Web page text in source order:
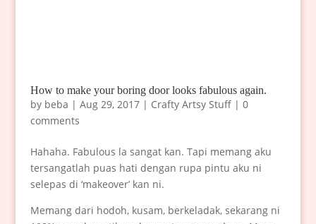
How to make your boring door looks fabulous again.
by beba | Aug 29, 2017| Crafty Artsy Stuff| 0
comments
Hahaha. Fabulous la sangat kan. Tapi memang aku
tersangatlah puas hati dengan rupa pintu aku ni
selepas di ‘makeover’ kan ni.
Memang dari hodoh, kusam, berkeladak, sekarang ni